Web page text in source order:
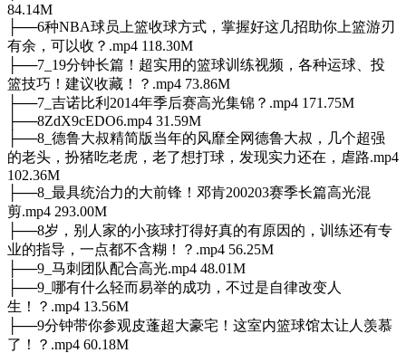
84.14M
├──6种NBA球员上篮收球方式，掌握好这几招助你上篮游刃
有余，可以收？.mp4 118.30M
├──7_19分钟长篇！超实用的篮球训练视频，各种运球、投
篮技巧！建议收藏！？.mp4 73.86M
├──7_吉诺比利2014年季后赛高光集锦？.mp4 171.75M
├──8ZdX9cEDO6.mp4 31.59M
├──8_德鲁大叔精简版当年的风靡全网德鲁大叔，几个超强
的老头，扮猪吃老虎，老了想打球，发现实力还在，虐路.mp4
102.36M
├──8_最具统治力的大前锋！邓肯200203赛季长篇高光混
剪.mp4 293.00M
├──8岁，别人家的小孩球打得好真的有原因的，训练还有专
业的指导，一点都不含糊！？.mp4 56.25M
├──9_马刺团队配合高光.mp4 48.01M
├──9_哪有什么轻而易举的成功，不过是自律改变人
生！？.mp4 13.56M
├──9分钟带你参观皮蓬超大豪宅！这室内篮球馆太让人羡慕
了！？.mp4 60.18M